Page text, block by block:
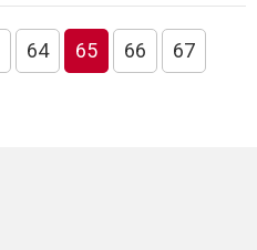
64 65 66
67